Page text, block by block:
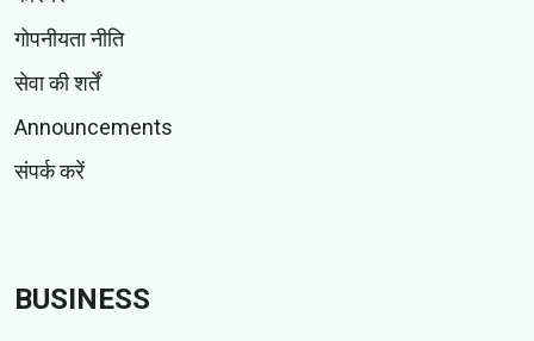
गोपनीयता नीति
सेवा की शर्तें
Announcements
संपर्क करें
BUSINESS